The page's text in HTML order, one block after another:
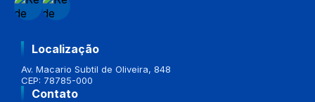
Localização
Av. Macario Subtil de Oliveira, 848
CEP: 78785-000
Contato